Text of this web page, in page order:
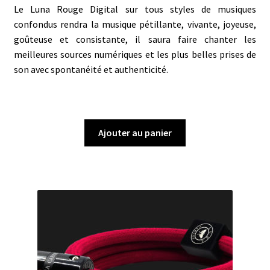
Le Luna Rouge Digital sur tous styles de musiques
confondus rendra la musique pétillante, vivante, joyeuse,
goûteuse et consistante, il saura faire chanter les
meilleures sources numériques et les plus belles prises de
son avec spontanéité et authenticité.
Ajouter au panier